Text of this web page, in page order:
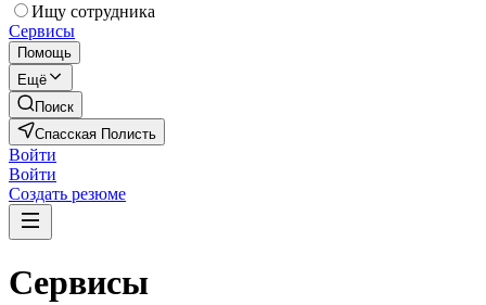
Ищу сотрудника
Сервисы
Помощь
Ещё
Поиск
Спасская Полисть
Войти
Войти
Создать резюме
Сервисы